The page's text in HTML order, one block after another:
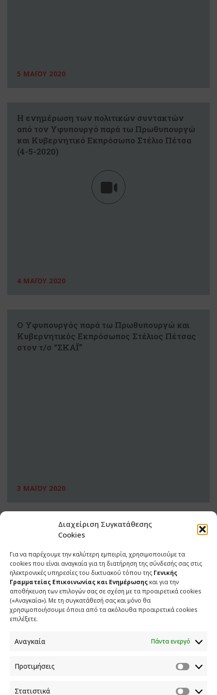
Διαχείριση Συγκατάθεσης
Cookies
Για να παρέχουμε την καλύτερη εμπειρία, χρησιμοποιούμε τα
cookies που είναι αναγκαία για τη διατήρηση της σύνδεσής σας στις
ηλεκτρονικές υπηρεσίες του δικτυακού τόπου της Γενικής
Γραμματείας Επικοινωνίας και Ενημέρωσης και για την
αποθήκευση των επιλογών σας σε σχέση με τα προαιρετικά cookies
(«Αναγκαία»). Με τη συγκατάθεσή σας και μόνο θα
χρησιμοποιήσουμε όποια από τα ακόλουθα προαιρετικά cookies
επιλέξετε.
Αναγκαία Πάντα ενεργό
Προτιμήσεις
Στατιστικά
5 ΜΑΪΟΥ 2020
Η ενημέρωση των πολιτικών συντακτών
από τον Υφυπουργό παρά τω Πρωθυπουργώ
και Κυβερνητικό Εκπρόσωπο Στέλιο Πέτσα
(4-5-2020)
4 ΜΑΪΟΥ 2020
Ο Υφυπουργός παρά τω Πρωθυπουργώ και
Κυβερνητικός Εκπρόσωπος Στέλιος Πέτσας
στον τ/σ “ΣΚΑΪ”
3 ΜΑΪΟΥ 2020
ΕΠΙΚΟΙΝΩΝΙΑ
Φραγκούδη 11 & Αλεξάνδρου Πάντου
info.media@media.gov.gr